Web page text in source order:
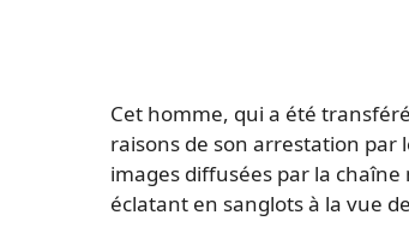
Cet homme, qui a été
raisons de son arrestation par
images diffusées par la
éclatant en sanglots à la vue